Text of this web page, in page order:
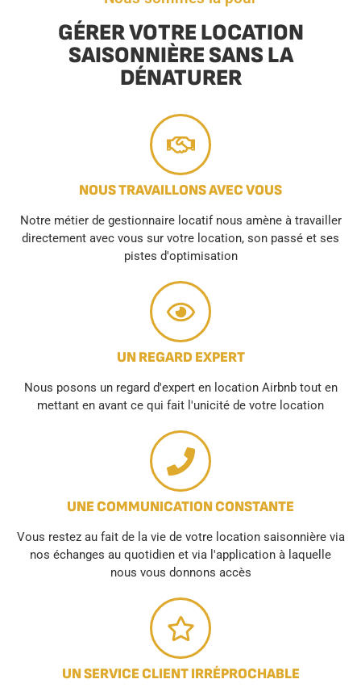
GÉRER VOTRE LOCATION
SAISONNIÈRE SANS LA
DÉNATURER
NOUS TRAVAILLONS AVEC VOUS
Notre métier de gestionnaire locatif nous amène à travailler
directement avec vous sur votre location, son passé et ses
pistes d'optimisation
UN REGARD EXPERT
Nous posons un regard d'expert en location Airbnb tout en
mettant en avant ce qui fait l'unicité de votre location
UNE COMMUNICATION CONSTANTE
Vous restez au fait de la vie de votre location saisonnière via
nos échanges au quotidien et via l'application à laquelle
nous vous donnons accès
UN SERVICE CLIENT IRRÉPROCHABLE